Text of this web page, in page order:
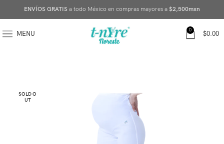
ENVÍOS GRATIS a todo México en compras mayores a $2,500mxn
MENU 0 $0.00
SOLD O
UT